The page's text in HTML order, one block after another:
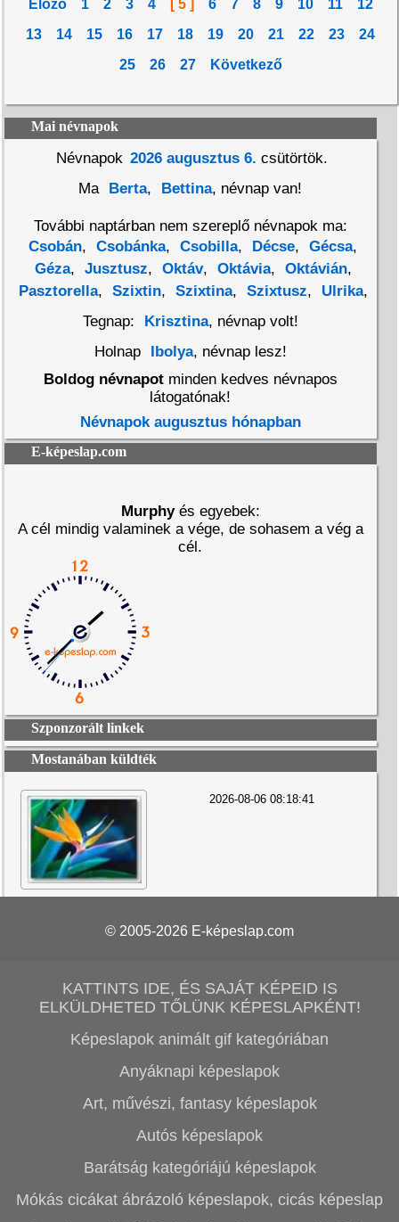
Előző 1 2 3 4 [ 5 ] 6 7 8 9 10 11
12
13
14 15 16 17 18 19 20 21 22 23
24
25
26 27 Következő
Mai névnapok
Névnapok 2026 augusztus 6. csütörtök.
Ma
Berta, Bettina, névnap van!
További naptárban nem szereplő névnapok ma:
Csobán, Csobánka, Csobilla, Décse, Gécsa,
Géza, Jusztusz, Oktáv, Oktávia, Oktávián,
Pasztorella, Szixtin, Szixtina, Szixtusz, Ulrika,
Tegnap:
Krisztina, névnap volt!
Holnap
Ibolya, névnap lesz!
Boldog névnapotminden kedves névnapos
látogatónak!
Névnapok augusztus hónapban
E-képeslap.com
Murphyés egyebek:
A cél mindig valaminek a vége, de sohasem a vég a
cél.
Szponzorált linkek
Mostanában küldték
2026-08-06 08:18:41
© 2005-2026 E-képeslap.com
KATTINTS IDE, ÉS SAJÁT KÉPEID IS
ELKÜLDHETED TŐLÜNK KÉPESLAPKÉNT!
Képeslapok animált gif kategóriában
Anyáknapi képeslapok
Art, művészi, fantasy képeslapok
Autós képeslapok
Barátság kategóriájú képeslapok
Mókás cicákat ábrázoló képeslapok, cicás képeslap